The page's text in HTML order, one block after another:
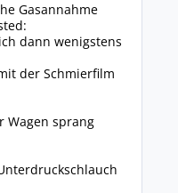
Gasannahme
dann wenigstens
der Schmierfilm
Wagen sprang